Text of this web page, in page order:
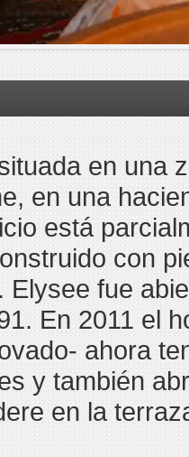
en una
en una
está
con
Elysee fue
En 2011 el
ahora
y también
en la